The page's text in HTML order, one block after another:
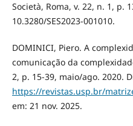
Società, Roma, v. 22, n. 1, p.
10.3280/SES2023-001010.
DOMINICI, Piero. A
comunicação da
2, p. 15-39, maio/ago. 2020.
https://revistas.usp.br/
em: 21 nov. 2025.